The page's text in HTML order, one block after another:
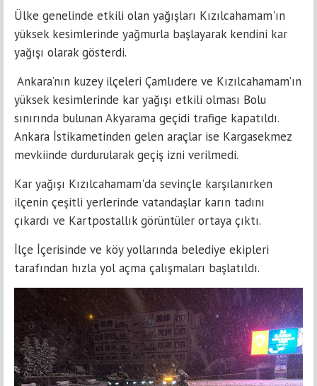
Ülke genelinde etkili olan yağışları Kızılcahamam'ın
yüksek kesimlerinde yağmurla başlayarak kendini kar
yağışı olarak gösterdi.
Ankara’nın kuzey ilçeleri Çamlıdere ve Kızılcahamam’ın
yüksek kesimlerinde kar yağışı etkili olması Bolu
sınırında bulunan Akyarama geçidi trafige kapatıldı.
Ankara İstikametinden gelen araçlar ise Kargasekmez
mevkiinde durdurularak geçiş izni verilmedi.
Kar yağışı Kızılcahamam'da sevinçle karşılanırken
ilçenin çeşitli yerlerinde vatandaşlar karın tadını
çıkardı ve Kartpostallık görüntüler ortaya çıktı.
İlçe İçerisinde ve köy yollarında belediye ekipleri
tarafından hızla yol açma çalışmaları başlatıldı.